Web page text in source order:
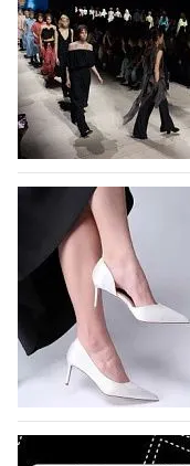
На участие в
подано 1047
На участие в
которая пройдет в
по 1 октября, уже
половину из них
коллекции
07.08.2026 615
BALLINA